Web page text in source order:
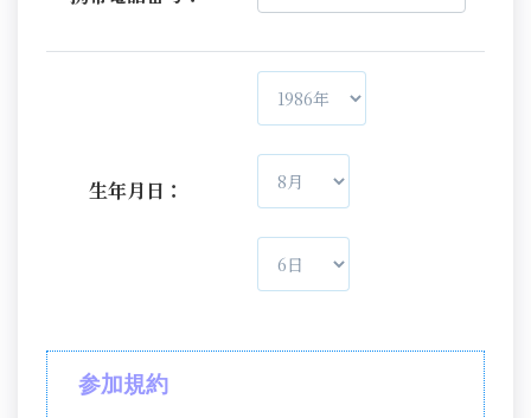
生年月日：